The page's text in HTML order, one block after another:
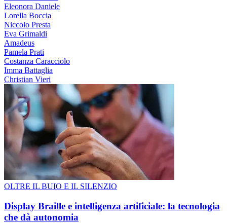
Eleonora Daniele
Lorella Boccia
Niccolo Presta
Eva Grimaldi
Amadeus
Pamela Prati
Costanza Caracciolo
Imma Battaglia
Christian Vieri
OLTRE IL BUIO E IL SILENZIO
Display Braille e intelligenza artificiale: la tecnologia
che dà autonomia